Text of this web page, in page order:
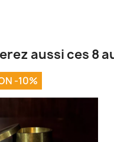
aussi ces 8
-10%